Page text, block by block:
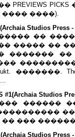
����).
Studios Press -
�� ����
�� ����� ��
��
�������.
#1(Archaia Studios
������
���
(Archaia Studios Press -